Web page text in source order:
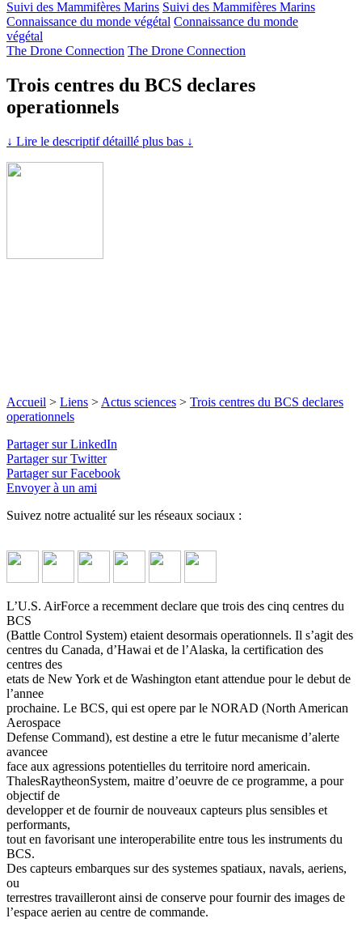
Suivi des Mammifères Marins Suivi des Mammifères Marins
Connaissance du monde végétal Connaissance du monde
végétal
The Drone Connection The Drone Connection
Trois centres du BCS declares
operationnels
↓ Lire le descriptif détaillé plus bas ↓
Accueil > Liens > Actus sciences > Trois centres du BCS declares
operationnels
Partager sur LinkedIn
Partager sur Twitter
Partager sur Facebook
Envoyer à un ami
Suivez notre actualité sur les réseaux sociaux :
L’U.S. AirForce a recemment declare que trois des cinq centres du
BCS
(Battle Control System) etaient desormais operationnels. Il s’agit des
centres du Canada, d’Hawai et de l’Alaska, la certification des
centres des
etats de New York et de Washington etant attendue pour le debut de
l’annee
prochaine. Le BCS, qui est opere par le NORAD (North American
Aerospace
Defense Command), est destine a etre le futur mecanisme d’alerte
avancee
face aux agressions potentielles du territoire nord americain.
ThalesRaytheonSystem, maitre d’oeuvre de ce programme, a pour
objectif de
developper et de fournir de nouveaux capteurs plus sensibles et
performants,
tout en favorisant une interoperabilite entre tous les instruments du
BCS.
Des capteurs embarques sur des systemes spatiaux, navals, aeriens,
ou
terrestres travailleront ainsi de conserve pour fournir des images de
l’espace aerien au centre de commande.